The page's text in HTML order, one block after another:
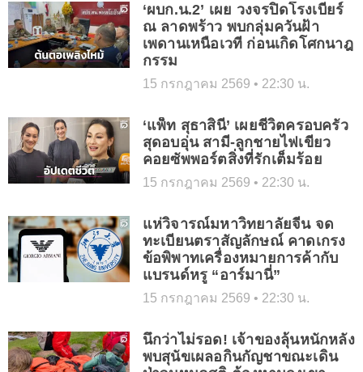
‘ผบก.น.2’ เผย วงจรปิดโรงเบียร์
ณ ลาดพร้าว พบกลุ่มควันฝ้า
เพดานเหนือเวที ก่อนเกิดโศกนาฎ
กรรม
15 กรกฎาคม 2569 22:30 น.
‘แพ็ท สุธาสินี’ เผยชีวิตครอบครัว
สุดอบอุ่น สามี-ลูกชายไฟเขียว
คอยซัพพอร์ตสิ่งที่รักเต็มร้อย
15 กรกฎาคม 2569 22:30 น.
แห่วิจารณ์มหาวิทยาลัยจีน จด
ทะเบียนตราสัญลักษณ์ คาดเกรง
ข้อพิพาทเครื่องหมายการค้ากับ
แบรนด์หรู “อาร์มานี่”
15 กรกฎาคม 2569 22:30 น.
นึกว่าไม่รอด! เจ้าของลุ้นหนักหลัง
พบสุนัขเผลอกินกัญชาขณะเดิน